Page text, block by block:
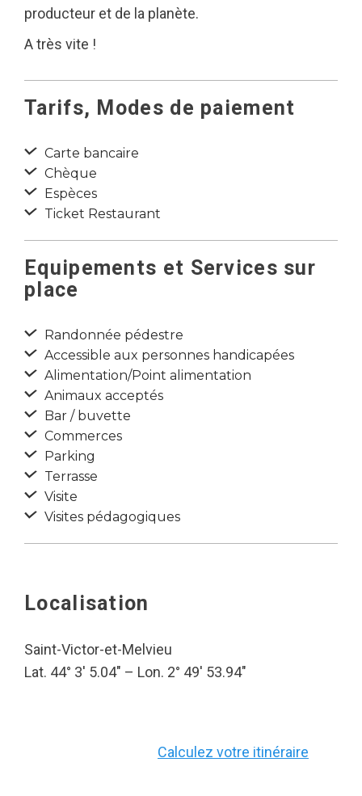
producteur et de la planète.
A très vite !
Tarifs, Modes de paiement
Carte bancaire
Chèque
Espèces
Ticket Restaurant
Equipements et Services sur
place
Randonnée pédestre
Accessible aux personnes handicapées
Alimentation/Point alimentation
Animaux acceptés
Bar / buvette
Commerces
Parking
Terrasse
Visite
Visites pédagogiques
Localisation
Saint-Victor-et-Melvieu
Lat. 44° 3′ 5.04″ – Lon. 2° 49′ 53.94″
Calculez votre itinéraire